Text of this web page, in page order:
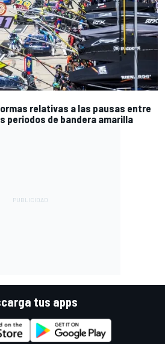
relativas a las pausas entre
periodos de bandera amarilla
tus apps